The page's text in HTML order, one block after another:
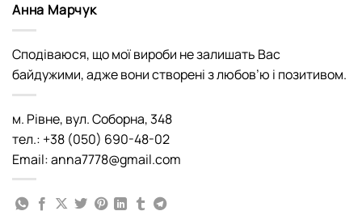
Анна Марчук
Сподіваюся, що мої вироби не залишать Вас
байдужими, адже вони створені з любов’ю і позитивом.
м. Рівне, вул. Соборна, 348
тел.: +38 (050) 690-48-02
Email: anna7778@gmail.com